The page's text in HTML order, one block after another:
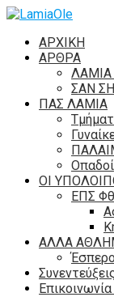
ΑΡΧΙΚΗ
ΑΡΘΡΑ
ΣΑΝ
ΠΑΣ ΛΑΜΙΑ
Οπαδοί
ΟΙ
ΕΠΣ
ΑΛΛΑ